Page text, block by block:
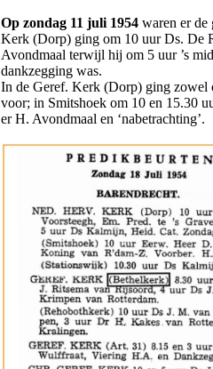
Op zondag 11 juli 1954 waren er de
Kerk (Dorp) ging om 10 uur Ds. De
Avondmaal terwijl hij om 5 uur ’s
dankzegging was.
In de Geref. Kerk (Dorp) ging zowel
voor; in Smitshoek om 10 en 15.30
er H. Avondmaal en ‘nabetrachting’.